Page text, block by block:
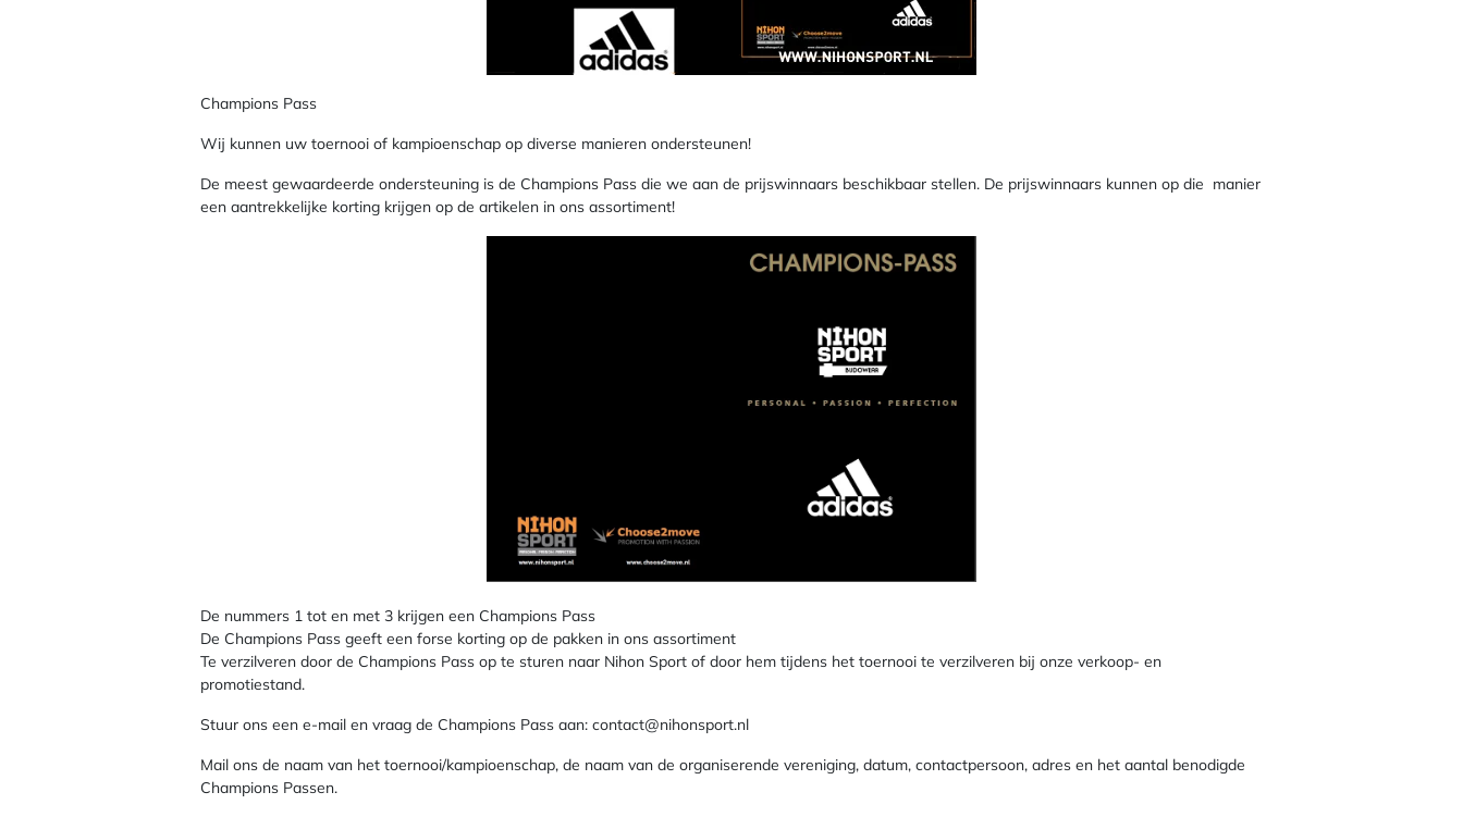
Champions Pass
Wij kunnen uw toernooi of kampioenschap op diverse manieren ondersteunen!
De meest gewaardeerde ondersteuning is de Champions Pass die we aan de prijswinnaars beschikbaar stellen. De prijswinnaars kunnen op die manier
een aantrekkelijke korting krijgen op de artikelen in ons assortiment!
De nummers 1 tot en met 3 krijgen een Champions Pass
De Champions Pass geeft een forse korting op de pakken in ons assortiment
Te verzilveren door de Champions Pass op te sturen naar Nihon Sport of door hem tijdens het toernooi te verzilveren bij onze verkoop- en
promotiestand.
Stuur ons een e-mail en vraag de Champions Pass aan: contact@nihonsport.nl
Mail ons de naam van het toernooi/kampioenschap, de naam van de organiserende vereniging, datum, contactpersoon, adres en het aantal benodigde
Champions Passen.